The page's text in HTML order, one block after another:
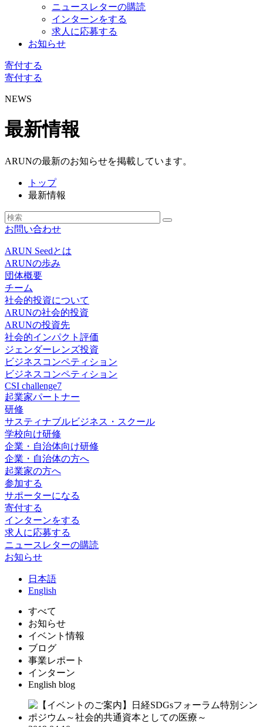
ニュースレターの購読
インターンをする
求人に応募する
お知らせ
寄付する
寄付する
NEWS
最新情報
ARUNの最新のお知らせを掲載しています。
トップ
最新情報
お問い合わせ
ARUN Seedとは
ARUNの歩み
団体概要
チーム
社会的投資について
ARUNの社会的投資
ARUNの投資先
社会的インパクト評価
ジェンダーレンズ投資
ビジネスコンペティション
ビジネスコンペティション
CSI challenge7
起業家パートナー
研修
サスティナブルビジネス・スクール
学校向け研修
企業・自治体向け研修
企業・自治体の方へ
起業家の方へ
参加する
サポーターになる
寄付する
インターンをする
求人に応募する
ニュースレターの購読
お知らせ
日 本語
English
すべて
お知らせ
イベント情報
ブログ
事業レポート
インターン
English blog